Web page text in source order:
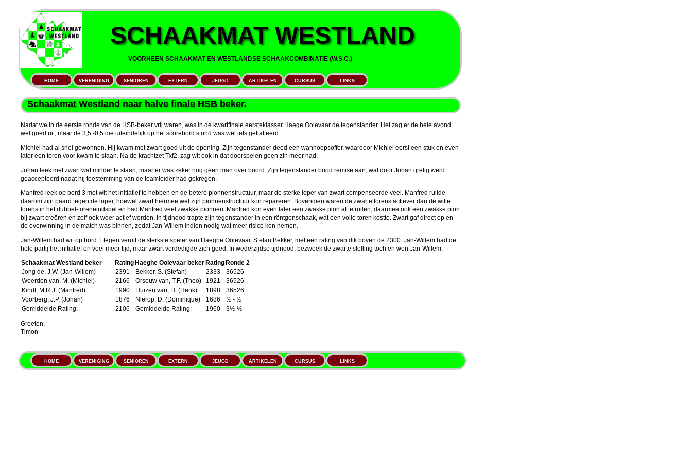
SCHAAKMAT WESTLAND
VOORHEEN SCHAAKMAT EN WESTLANDSE SCHAAKCOMBINATIE (W.S.C.)
HOME VERENIGING SENIOREN EXTERN JEUGD ARTIKELEN CURSUS LINKS
Schaakmat Westland naar halve finale HSB beker.
Nadat we in de eerste ronde van de HSB-beker vrij waren, was in de kwartfinale eersteklasser Haege Ooievaar de tegenstander. Het zag er de hele avond
wel goed uit, maar de 3,5 -0,5 die uiteindelijk op het scorebord stond was wel iets geflatteerd.
Michiel had al snel gewonnen. Hij kwam met zwart goed uit de opening. Zijn tegenstander deed een wanhoopsoffer, waardoor Michiel eerst een stuk en even
later een toren voor kwam te staan. Na de krachtzet Txf2, zag wit ook in dat doorspelen geen zin meer had.
Johan leek met zwart wat minder te staan, maar er was zeker nog geen man over boord. Zijn tegenstander bood remise aan, wat door Johan gretig werd
geaccepteerd nadat hij toestemming van de teamleider had gekregen.
Manfred leek op bord 3 met wit het initiatief te hebben en de betere pionnenstructuur, maar de sterke loper van zwart compenseerde veel. Manfred ruilde
daarom zijn paard tegen de loper, hoewel zwart hiermee wel zijn pionnenstructuur kon repareren. Bovendien waren de zwarte torens actiever dan de witte
torens in het dubbel-toreneindspel en had Manfred veel zwakke pionnen. Manfred kon even later een zwakke pion af te ruilen, daarmee ook een zwakke pion
bij zwart creëren en zelf ook weer actief worden. In tijdnood trapte zijn tegenstander in een rõntgenschaak, wat een volle toren kostte. Zwart gaf direct op en
de overwinning in de match was binnen, zodat Jan-Willem indien nodig wat meer risico kon nemen.
Jan-Willem had wit op bord 1 tegen veruit de sterkste speler van Haeghe Ooievaar, Stefan Bekker, met een rating van dik boven de 2300. Jan-Willem had de
hele partij het initiatief en veel meer tijd, maar zwart verdedigde zich goed. In wederzijdse tijdnood, bezweek de zwarte stelling toch en won Jan-Willem.
Schaakmat Westland beker
RatingHaeghe Ooievaar bekerRatingRonde 2
Jong de, J.W. (Jan-Willem)
2391 Bekker, S. (Stefan) 2333
36526
Woerden van, M. (Michiel)
2166 Orsouw van, T.F. (Theo) 1921
36526
Kindt, M.R.J. (Manfred)
1990 Huizen van, H. (Henk) 1898
36526
Voorberg, J.P. (Johan)
1876 Nierop, D. (Dominique) 1686
½ - ½
Gemiddelde Rating:
2106 Gemiddelde Rating: 1960 3½-½
Groeten,
Timon
HOME VERENIGING SENIOREN EXTERN JEUGD ARTIKELEN CURSUS LINKS